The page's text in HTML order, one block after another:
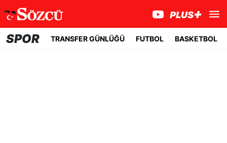
SPOR TRANSFER GÜNLÜĞÜ FUTBOL BASKETBOL